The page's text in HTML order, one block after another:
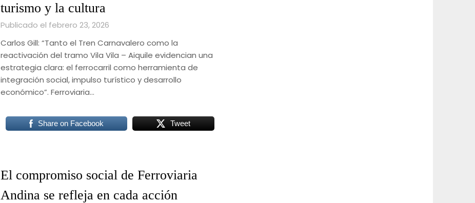
turismo y la cultura
Publicado el febrero 23, 2026
Carlos Gill: “Tanto el Tren Carnavalero como la
reactivación del tramo Vila Vila – Aiquile evidencian una
estrategia clara: el ferrocarril como herramienta de
integración social, impulso turístico y desarrollo
económico”. Ferroviaria…
Share on Facebook Tweet
El compromiso social de Ferroviaria
Andina se refleja en cada acción